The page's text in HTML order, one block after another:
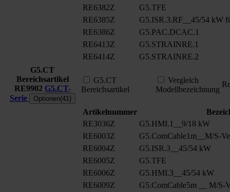
RE6382Z
G5.TFE
RE6385Z
G5.ISR.3.RF__45/54 kW
RE6386Z
G5.PAC.DCAC.1
RE6413Z
G5.STRAINRE.1
RE6414Z
G5.STRAINRE.2
G5.CT
Bereichsartikel
RE9902 G5.CT-
Serie
Optionen(41)
G5.CT
Bereichsartikel
Vergleich
Modellbezeichnung
Artikelnummer
RE3036Z
G5.HMI.1__9/18 kW
RE6003Z
G5.ComCable1m__M/S-
RE6004Z
G5.ISR.3__45/54 kW
RE6005Z
G5.TFE
RE6006Z
G5.HMI.3__45/54 kW
RE6009Z
G5.ComCable5m __ M/S-